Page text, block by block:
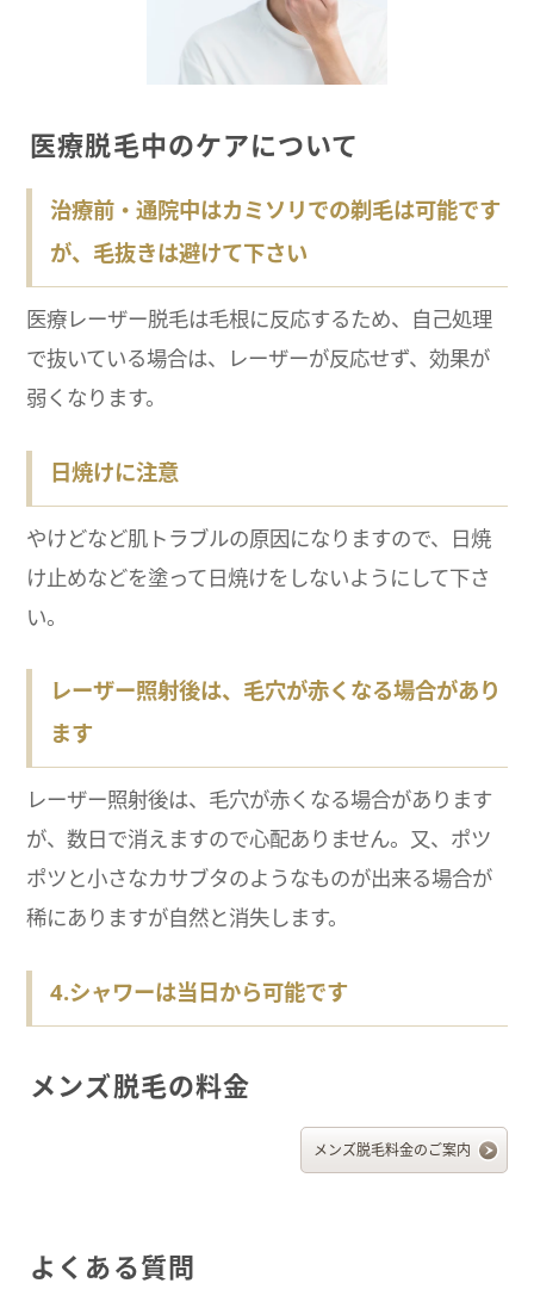
医療脱毛中のケアについて
治療前・通院中はカミソリでの剃毛は可能です
が、毛抜きは避けて下さい
医療レーザー脱毛は毛根に反応するため、自己処理
で抜いている場合は、レーザーが反応せず、効果が
弱くなります。
日焼けに注意
やけどなど肌トラブルの原因になりますので、日焼
け止めなどを塗って日焼けをしないようにして下さ
い。
レーザー照射後は、毛穴が赤くなる場合があり
ます
レーザー照射後は、毛穴が赤くなる場合があります
が、数日で消えますので心配ありません。又、ポツ
ポツと小さなカサブタのようなものが出来る場合が
稀にありますが自然と消失します。
4.シャワーは当日から可能です
メンズ脱毛の料金
メンズ脱毛料金のご案内
よくある質問